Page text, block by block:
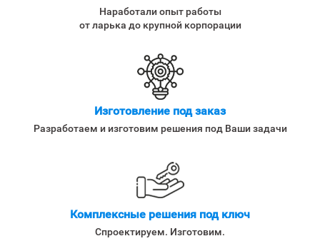
Наработали опыт работы
от ларька до крупной корпорации
Изготовление под заказ
Разработаем и изготовим решения под Ваши задачи
Комплексные решения под ключ
Спроектируем. Изготовим.